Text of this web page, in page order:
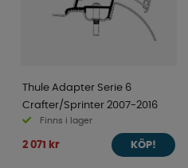
Thule Adapter Serie 6
Crafter/Sprinter 2007-2016
Finns i lager
2 071 kr KÖP!